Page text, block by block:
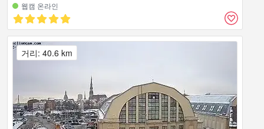
웹캠 온라인
거리: 40.6 km